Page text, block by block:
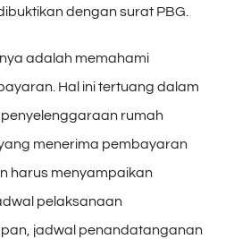
dengan surat PBG.
adalah memahami
Hal ini tertuang dalam
rumah
menerima pembayaran
harus menyampaikan
pelaksanaan
jadwal penandatanganan